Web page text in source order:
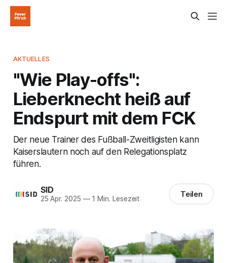
AKTUELLES
"Wie Play-offs":
Lieberknecht heiß auf
Endspurt mit dem FCK
Der neue Trainer des Fußball-Zweitligisten kann
Kaiserslautern noch auf den Relegationsplatz
führen.
SID
25 Apr. 2025 —1 Min. Lesezeit Teilen